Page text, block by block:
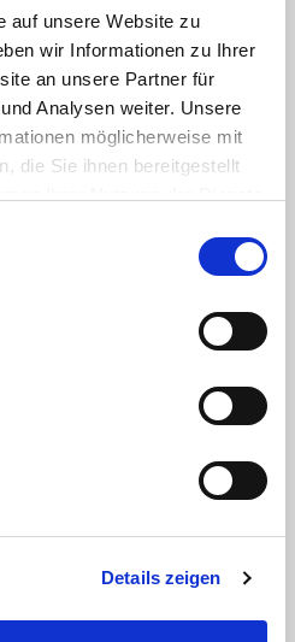
auf unsere Website zu
wir Informationen zu Ihrer
an unsere Partner für
Analysen weiter. Unsere
möglicherweise mit
die Sie ihnen bereitgestellt
Webseite weiterhin nutzen.
Details zeigen
Helden, die in dieser
Betreuung und